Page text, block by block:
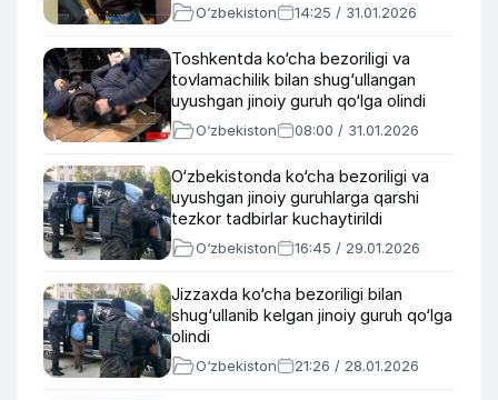
O‘zbekiston 14:25 / 31.01.2026
Toshkentda ko‘cha bezoriligi va
tovlamachilik bilan shug‘ullangan
uyushgan jinoiy guruh qo‘lga olindi
O‘zbekiston 08:00 / 31.01.2026
O‘zbekistonda ko‘cha bezoriligi va
uyushgan jinoiy guruhlarga qarshi
tezkor tadbirlar kuchaytirildi
O‘zbekiston 16:45 / 29.01.2026
Jizzaxda ko‘cha bezoriligi bilan
shug‘ullanib kelgan jinoiy guruh qo‘lga
olindi
O‘zbekiston 21:26 / 28.01.2026